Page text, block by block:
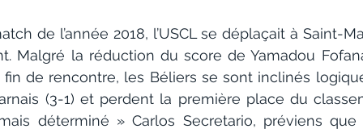
de l’année 2018, l’USCL se déplaçait à Saint-
Malgré la réduction du score de Yamadou
de rencontre, les Béliers se sont inclinés
(3-1) et perdent la première place du
déterminé » Carlos Secretario, préviens